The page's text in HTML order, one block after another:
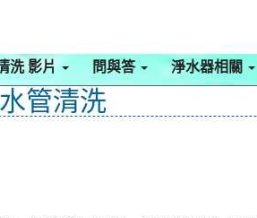
洗 影片 問與答 淨水器相關
管清洗